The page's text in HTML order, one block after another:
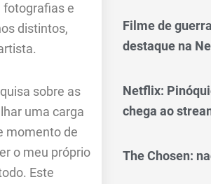
fotografias e
distintos,
sobre as
uma carga
momento de
o meu próprio
Este
Filme de
destaque na
Netflix:
chega ao
The Chosen: